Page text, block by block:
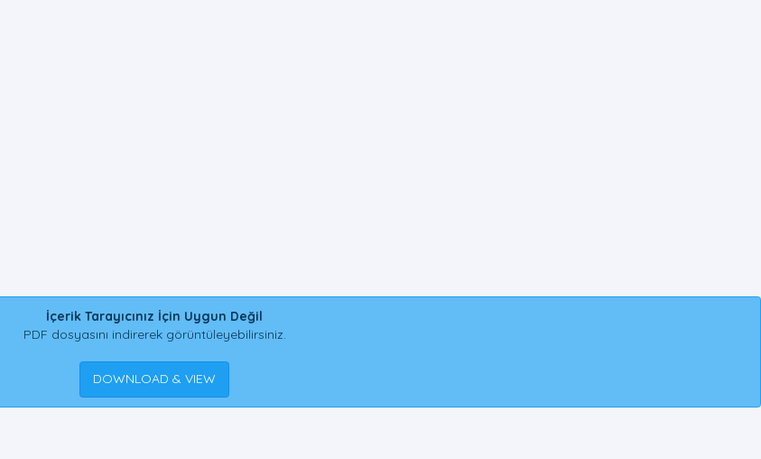
İçerik Tarayıcınız İçin Uygun Değil
PDF dosyasını indirerek görüntüleyebilirsiniz.
DOWNLOAD & VIEW